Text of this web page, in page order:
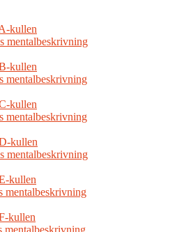
kullen
mentalbeskrivning
kullen
mentalbeskrivning
kullen
mentalbeskrivning
kullen
mentalbeskrivning
kullen
mentalbeskrivning
kullen
mentalbeskrivning